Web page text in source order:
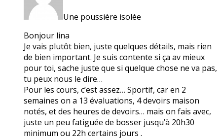
Une poussière isolée
Bonjour lina
Je vais plutôt bien, juste quelques détails, mais rien
de bien important. Je suis contente si ça av mieux
pour toi, sache juste que si quelque chose ne va pas,
tu peux nous le dire…
Pour les cours, c’est assez… Sportif, car en 2
semaines on a 13 évaluations, 4 devoirs maison
notés, et des heures de devoirs… mais on fais avec,
juste un peu fatiguée de bosser jusqu’à 20h30
minimum ou 22h certains jours .